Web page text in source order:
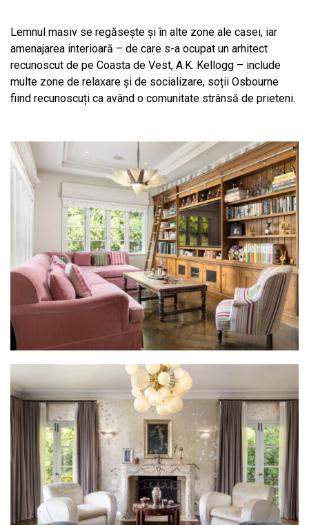
Lemnul masiv se regăsește și în alte zone ale casei, iar
amenajarea interioară – de care s-a ocupat un arhitect
recunoscut de pe Coasta de Vest, A.K. Kellogg – include
multe zone de relaxare și de socializare, soții Osbourne
fiind recunoscuți ca având o comunitate strânsă de prieteni.